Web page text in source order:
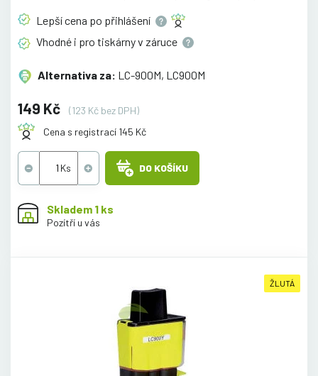
Lepší cena po přihlášení
Vhodné i pro tiskárny v záruce
Alternativa za: LC-900M, LC900M
149 Kč
(123 Kč bez DPH)
Cena s registrací 145 Kč
DO KOŠÍKU
Skladem 1 ks
Pozítří u vás
ŽLUTÁ